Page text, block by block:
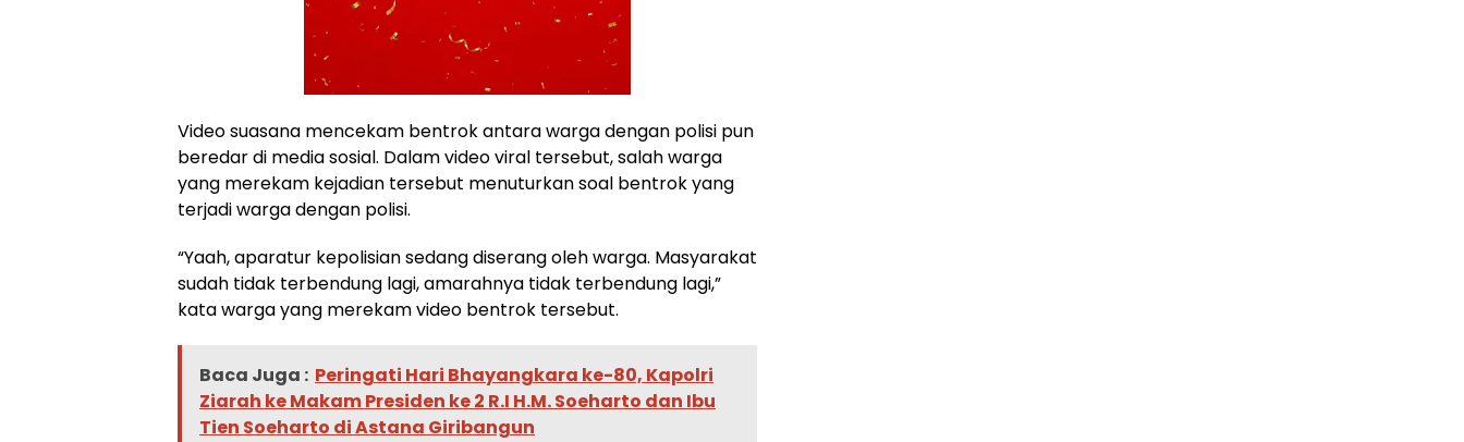
Video suasana mencekam bentrok antara warga dengan polisi pun
beredar di media sosial. Dalam video viral tersebut, salah warga
yang merekam kejadian tersebut menuturkan soal bentrok yang
terjadi warga dengan polisi.
“Yaah, aparatur kepolisian sedang diserang oleh warga. Masyarakat
sudah tidak terbendung lagi, amarahnya tidak terbendung lagi,”
kata warga yang merekam video bentrok tersebut.
Baca Juga : Peringati Hari Bhayangkara ke-80, Kapolri
Ziarah ke Makam Presiden ke 2 R.I H.M. Soeharto dan Ibu
Tien Soeharto di Astana Giribangun